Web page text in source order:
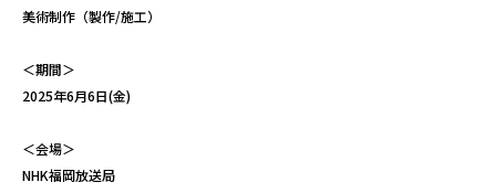
美術制作（製作/施工）
＜期間＞
2025年6月6日(金)
＜会場＞
NHK福岡放送局